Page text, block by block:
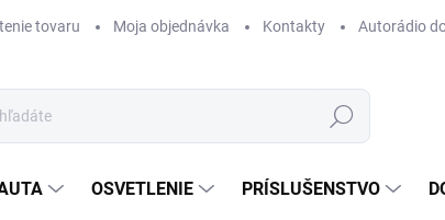
tovaru Moja objednávka Kontakty Autorádio
Hľadať
OSVETLENIE PRÍSLUŠENSTVO